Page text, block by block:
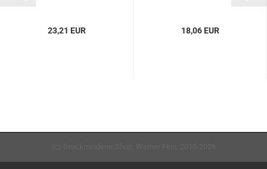
23,21 EUR 18,06 EUR